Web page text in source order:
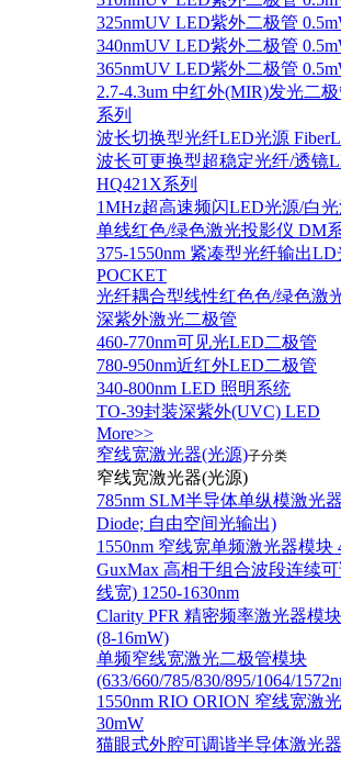
325nmUV LED紫外二极管
340nmUV LED紫外二极管
365nmUV LED紫外二极管
2.7-4.3um 中红外(MIR)发光二
系列
波长切换型光纤LED光源
波长可更换型超稳定光纤/透镜
HQ421X系列
1MHz超高速频闪LED光源/白光
单线红色/绿色激光投影仪 DM
375-1550nm 紧凑型光纤输出
POCKET
光纤耦合型线性红色色/绿色激
深紫外激光二极管
460-770nm可见光LED二极管
780-950nm近红外LED二极管
340-800nm LED 照明系统
TO-39封装深紫外(UVC) LED
More>>
窄线宽激光器(光源)子分类
窄线宽激光器(光源)
785nm SLM半导体单纵模激光
Diode; 自由空间光输出)
1550nm 窄线宽单频激光器模块
GuxMax 高相干组合波段连续
线宽) 1250-1630nm
Clarity PFR 精密频率激光器模
(8-16mW)
单频窄线宽激光二极管模块
(633/660/785/830/895/1064/
1550nm RIO ORION 窄线宽激
30mW
猫眼式外腔可调谐半导体激光